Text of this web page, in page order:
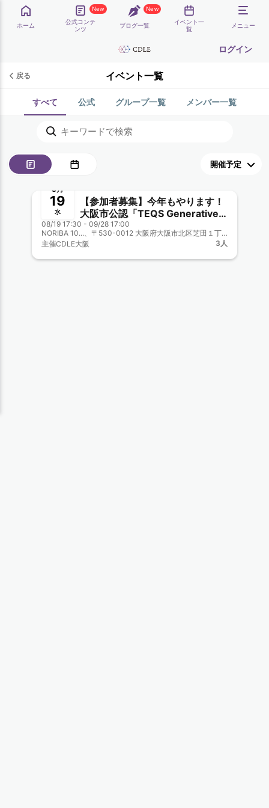
ホーム
New
公式コンテ
ンツ
New
ブログ一覧
イベント一
覧
メニュー
ログイン
戻る イベント一覧
すべて 公式 グループ一覧 メンバー一覧
8月
19
水
【参加者募集】今年もやります！
大阪市公認「TEQS Generative
AI QUEST」CDLE大阪・福岡協
力 今年は２段階開催！
08/19 17:30 - 09/28 17:00
NORIBA 10...、〒530-0012 大阪府大阪市北区芝田１丁目１−３
主催CDLE大阪 3人